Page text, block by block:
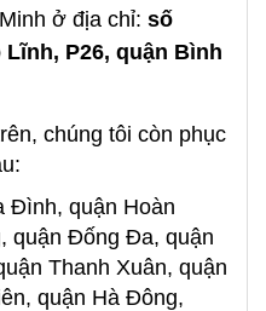
ở địa chỉ: số
P26, quận Bình
chúng tôi còn phục
Đình, quận Hoàn
quận Đống Đa, quận
Thanh Xuân, quận
quận Hà Đông,